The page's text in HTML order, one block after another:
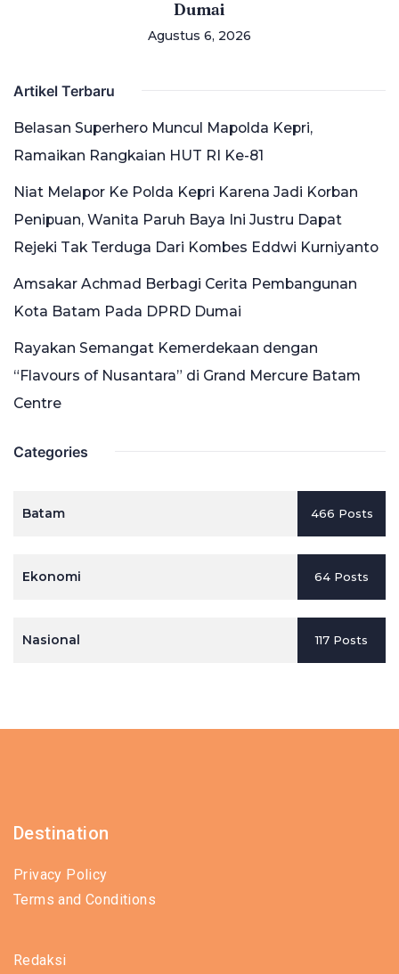
Dumai
Agustus 6, 2026
Artikel Terbaru
Belasan Superhero Muncul Mapolda Kepri,
Ramaikan Rangkaian HUT RI Ke-81
Niat Melapor Ke Polda Kepri Karena Jadi Korban
Penipuan, Wanita Paruh Baya Ini Justru Dapat
Rejeki Tak Terduga Dari Kombes Eddwi Kurniyanto
Amsakar Achmad Berbagi Cerita Pembangunan
Kota Batam Pada DPRD Dumai
Rayakan Semangat Kemerdekaan dengan
“Flavours of Nusantara” di Grand Mercure Batam
Centre
Categories
Batam 466 Posts
Ekonomi 64 Posts
Nasional 117 Posts
Destination
Privacy Policy
Terms and Conditions
Redaksi